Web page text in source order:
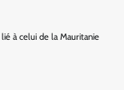
à celui de la Mauritanie